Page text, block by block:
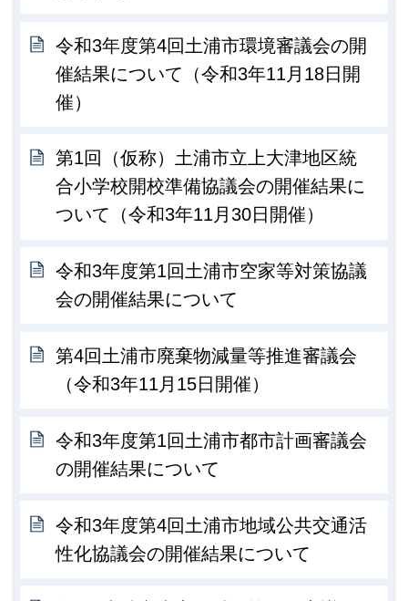
令和3年度第4回土浦市環境審議会の開
催結果について（令和3年11月18日開
催）
第1回（仮称）土浦市立上大津地区統
合小学校開校準備協議会の開催結果に
ついて（令和3年11月30日開催）
令和3年度第1回土浦市空家等対策協議
会の開催結果について
第4回土浦市廃棄物減量等推進審議会
（令和3年11月15日開催）
令和3年度第1回土浦市都市計画審議会
の開催結果について
令和3年度第4回土浦市地域公共交通活
性化協議会の開催結果について